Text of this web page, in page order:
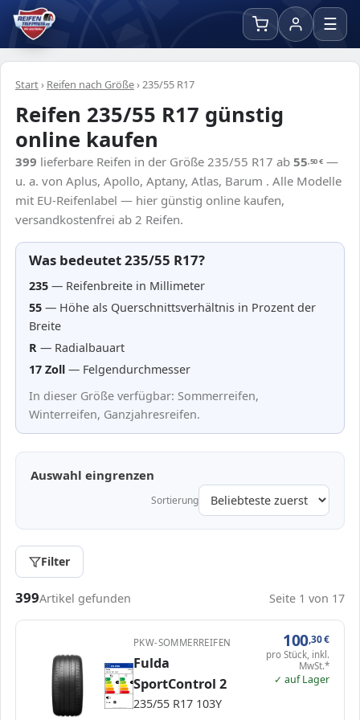
☰
Start› Reifen nach Größe›235/55 R17
Reifen 235/55 R17 günstig
online kaufen
399 lieferbare Reifen in der Größe 235/55 R17 ab 55,50€ —
u. a. von Aplus, Apollo, Aptany, Atlas, Barum . Alle Modelle
mit EU-Reifenlabel — hier günstig online kaufen,
versandkostenfrei ab 2 Reifen.
Was bedeutet 235/55 R17?
235 — Reifenbreite in Millimeter
55 — Höhe als Querschnittsverhältnis in Prozent der
Breite
R — Radialbauart
17 Zoll — Felgendurchmesser
In dieser Größe verfügbar: Sommerreifen,
Winterreifen, Ganzjahresreifen.
Auswahl eingrenzen
Sortierung
Filter
Passende Reifen in 235/55 R17
399Artikel gefunden Seite 1 von 17
ENERG 611485
Fulda 579514
235/55 R17 103Y C1
A
B B
C
D
E
A
B B
C
D
E
71 dB
PKW-SOMMERREIFEN
Fulda
SportControl 2
235/55 R17 103Y
100,30€
pro Stück, inkl.
MwSt.*
✓ auf Lager